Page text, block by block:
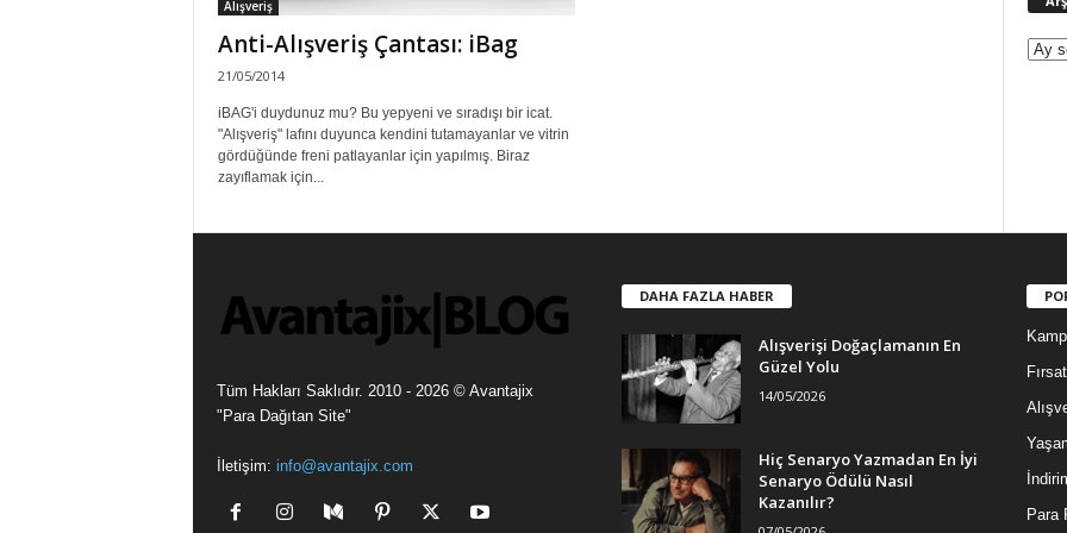
Alışveriş
Anti-Alışveriş Çantası: iBag
21/05/2014
iBAG'i duydunuz mu? Bu yepyeni ve sıradışı bir icat.
"Alışveriş" lafını duyunca kendini tutamayanlar ve vitrin
gördüğünde freni patlayanlar için yapılmış. Biraz
zayıflamak için...
Tüm Hakları Saklıdır. 2010 - 2026 © Avantajix
"Para Dağıtan Site"
İletişim: info@avantajix.com
DAHA FAZLA HABER
Alışverişi Doğaçlamanın En
Güzel Yolu
14/05/2026
Hiç Senaryo Yazmadan En İyi
Senaryo Ödülü Nasıl
Kazanılır?
Para